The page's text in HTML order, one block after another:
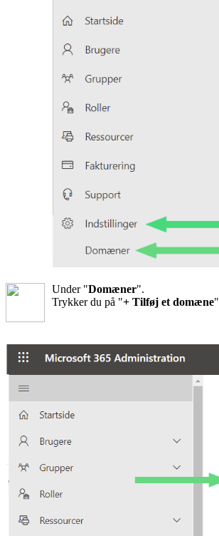
Under "Domæner".
Trykker du på "+ Tilføj et domæne"